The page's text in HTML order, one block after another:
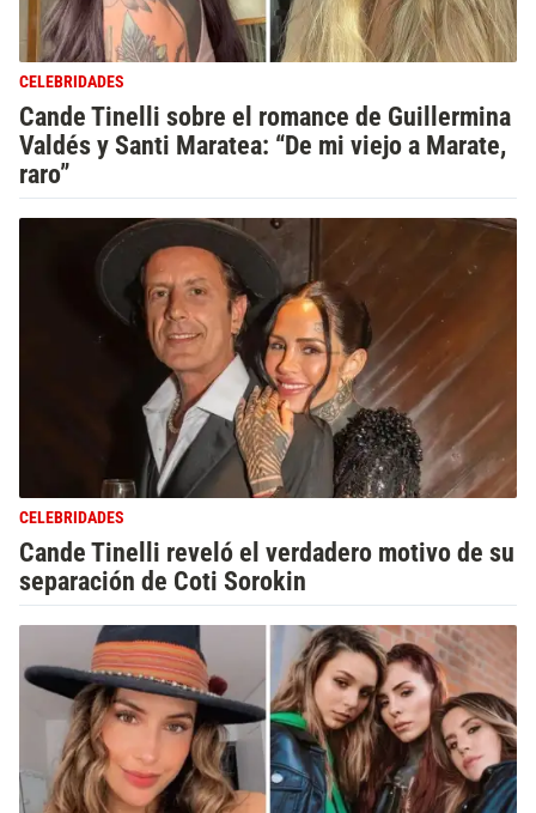
CELEBRIDADES
Cande Tinelli sobre el romance de Guillermina
Valdés y Santi Maratea: “De mi viejo a Marate,
raro”
CELEBRIDADES
Cande Tinelli reveló el verdadero motivo de su
separación de Coti Sorokin